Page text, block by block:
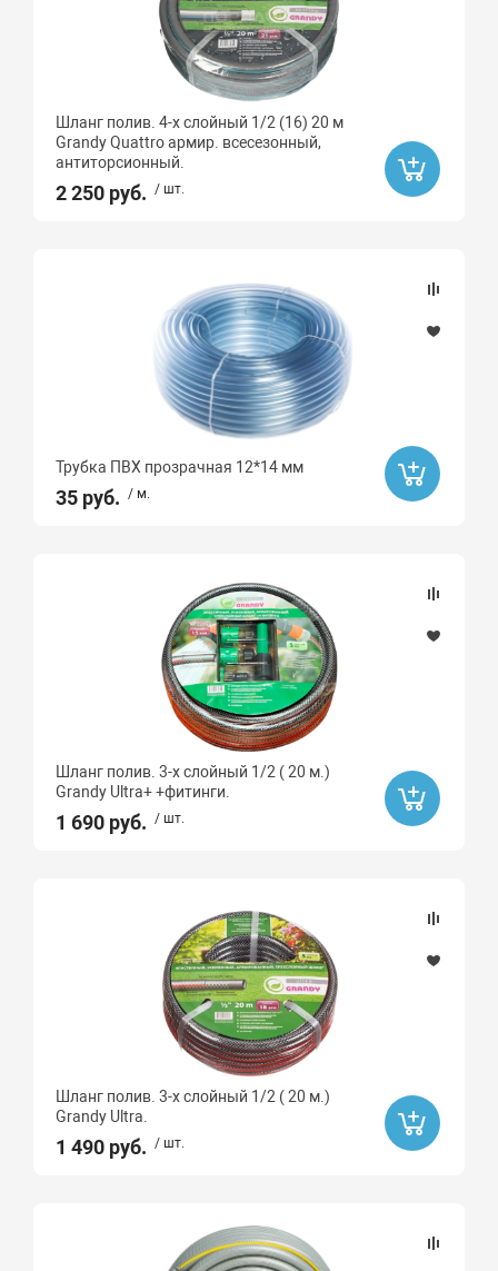
Шланг полив. 4-х слойный 1/2 (16) 20 м
Grandy Quattro армир. всесезонный,
антиторсионный.
2 250 руб. / шт.
Трубка ПВХ прозрачная 12*14 мм
35 руб. / м.
Шланг полив. 3-х слойный 1/2 ( 20 м.)
Grandy Ultra+ +фитинги.
1 690 руб. / шт.
Шланг полив. 3-х слойный 1/2 ( 20 м.)
Grandy Ultra.
1 490 руб. / шт.